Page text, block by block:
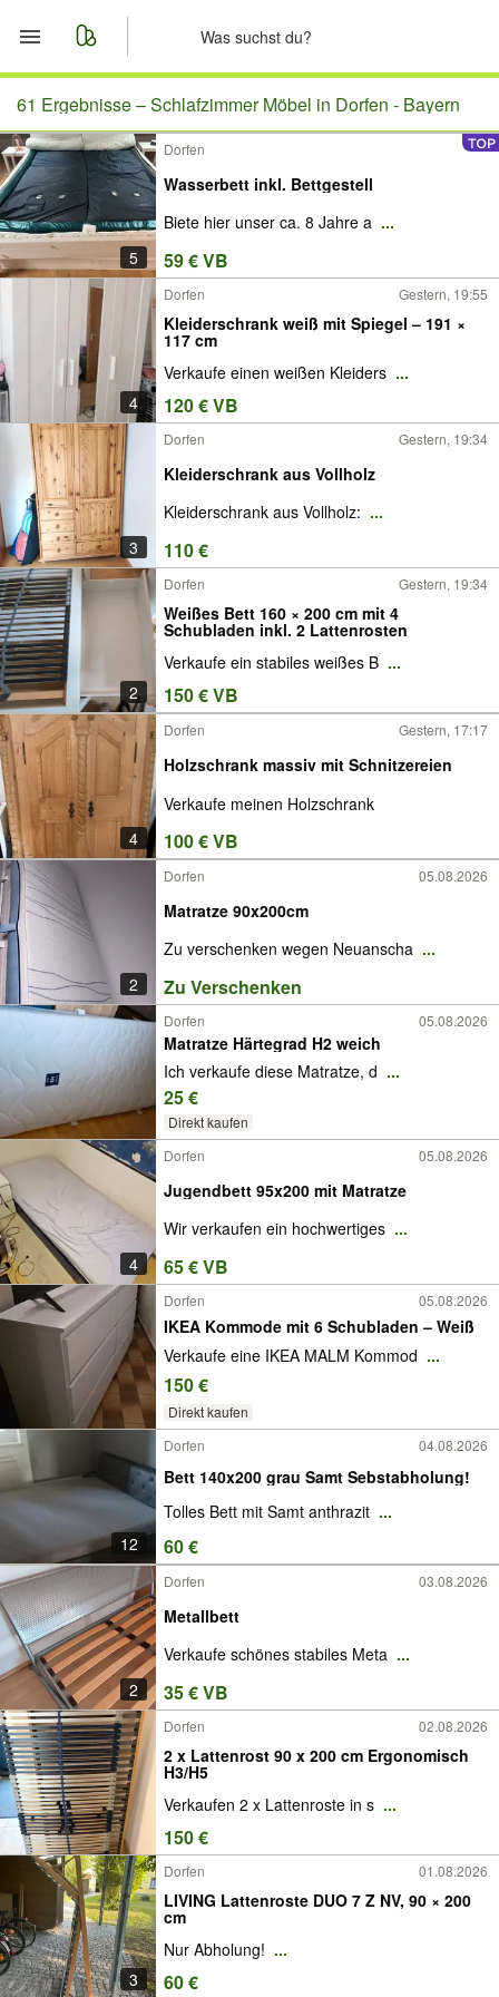
Start
Merkliste
Nachrichten
Anzeige aufgeben
61 Ergebnisse –Schlafzimmer Möbel in Dorfen - Bayern
5
Dorfen
Wasserbett inkl. Bettgestell
Biete hier unser ca. 8 Jahre a ...
59 € VB
4
Dorfen Gestern, 19:55
Kleiderschrank weiß mit Spiegel – 191 ×
117 cm
Verkaufe einen weißen Kleiders ...
120 € VB
3
Dorfen Gestern, 19:34
Kleiderschrank aus Vollholz
Kleiderschrank aus Vollholz: ...
110 €
2
Dorfen Gestern, 19:34
Weißes Bett 160 × 200 cm mit 4
Schubladen inkl. 2 Lattenrosten
Verkaufe ein stabiles weißes B ...
150 € VB
4
Dorfen Gestern, 17:17
Holzschrank massiv mit Schnitzereien
Verkaufe meinen Holzschrank
100 € VB
2
Dorfen 05.08.2026
Matratze 90x200cm
Zu verschenken wegen Neuanscha ...
Zu Verschenken
Dorfen 05.08.2026
Matratze Härtegrad H2 weich
Ich verkaufe diese Matratze, d ...
25 €
Direkt kaufen
4
Dorfen 05.08.2026
Jugendbett 95x200 mit Matratze
Wir verkaufen ein hochwertiges ...
65 € VB
Dorfen 05.08.2026
IKEA Kommode mit 6 Schubladen – Weiß
Verkaufe eine IKEA MALM Kommod ...
150 €
Direkt kaufen
12
Dorfen 04.08.2026
Bett 140x200 grau Samt Sebstabholung!
Tolles Bett mit Samt anthrazit ...
60 €
2
Dorfen 03.08.2026
Metallbett
Verkaufe schönes stabiles Meta ...
35 € VB
Dorfen 02.08.2026
2 x Lattenrost 90 x 200 cm Ergonomisch
H3/H5
Verkaufen 2 x Lattenroste in s ...
150 €
3
Dorfen 01.08.2026
LIVING Lattenroste DUO 7 Z NV, 90 × 200
cm
Nur Abholung! ...
60 €